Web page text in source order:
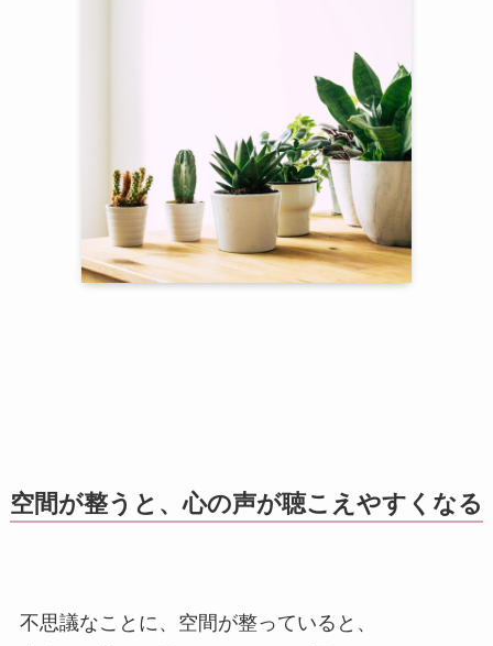
空間が整うと、心の声が聴こえやすくなる
不思議なことに、空間が整っていると、